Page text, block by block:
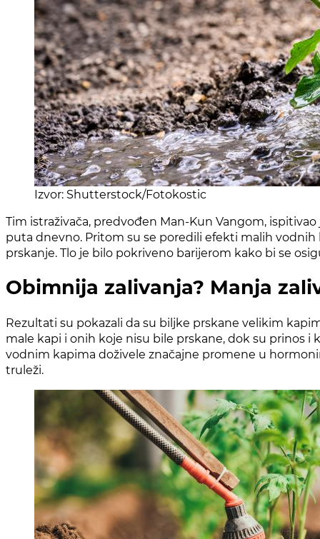
Izvor: Shutterstock/Fotokostic
Tim istraživača, predvođen Man-Kun Vangom,
puta dnevno. Pritom su se poredili efekti malih
prskanje. Tlo je bilo pokriveno barijerom kako bi se
Obimnija zalivanja? Manja
Rezultati su pokazali da su biljke prskane velikim
male kapi i onih koje nisu bile prskane, dok su prinos
vodnim kapima doživele značajne promene u
truleži.